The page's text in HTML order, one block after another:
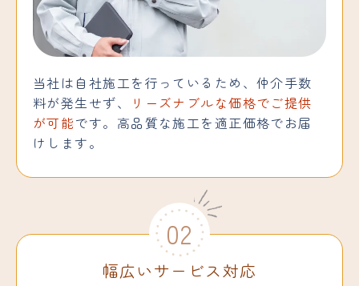
当社は自社施工を行っているため、仲介手数
料が発生せず、
リーズナブルな価格でご提供
が可能です。高品質な施工を適正価格でお届
けします。
02
幅広いサービス対応